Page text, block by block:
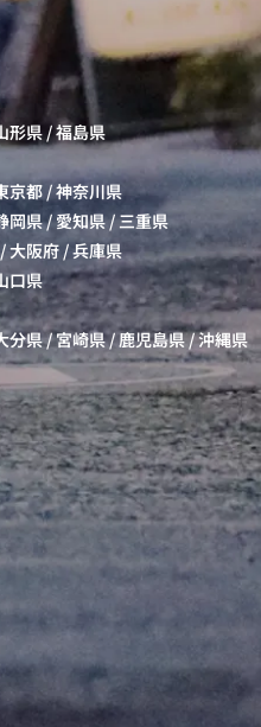
形県/福島県
京都 /神奈川県
岡県/愛知県/三重県
/大阪府 /兵庫県
口県
分県/宮崎県/鹿児島県/沖縄県